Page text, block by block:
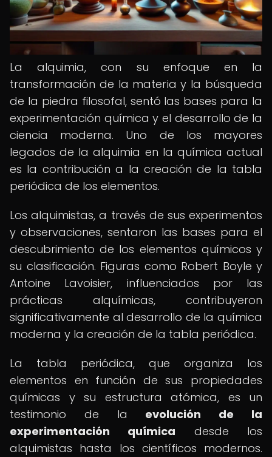
La alquimia, con su enfoque en la
transformación de la materia y la búsqueda
de la piedra filosofal, sentó las bases para la
experimentación química y el desarrollo de la
ciencia moderna. Uno de los mayores
legados de la alquimia en la química actual
es la contribución a la creación de la tabla
periódica de los elementos.
Los alquimistas, a través de sus experimentos
y observaciones, sentaron las bases para el
descubrimiento de los elementos químicos y
su clasificación. Figuras como Robert Boyle y
Antoine Lavoisier, influenciados por las
prácticas alquímicas, contribuyeron
significativamente al desarrollo de la química
moderna y la creación de la tabla periódica.
La tabla periódica, que organiza los
elementos en función de sus propiedades
químicas y su estructura atómica, es un
testimonio de la evolución de la
experimentación química desde los
alquimistas hasta los científicos modernos.